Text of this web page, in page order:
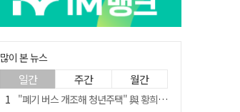
많이 본 뉴스
일간 주간 월간
"폐기 버스 개조해 청년주택" 與 황희…'딸 학비는 年 4200만원'